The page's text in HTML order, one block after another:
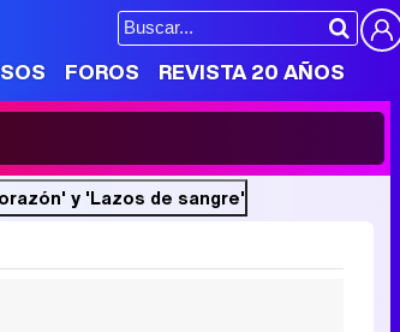
FOROS REVISTA 20 AÑOS
y 'Lazos de sangre'